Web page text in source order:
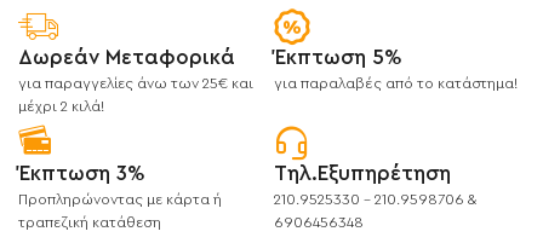
Δωρεάν Μεταφορικά
για παραγγελίες άνω των 25€ και
μέχρι 2 κιλά!
Έκπτωση 5%
για παραλαβές από το κατάστημα!
Έκπτωση 3%
Προπληρώνοντας με κάρτα ή
τραπεζική κατάθεση
Τηλ.Εξυπηρέτηση
210.9525330 - 210.9598706 &
6906456348